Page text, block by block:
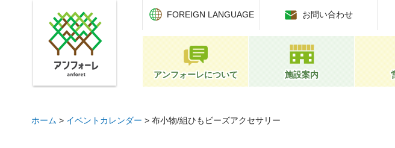
アンフォーレ
FOREIGN LANGUAGE
お問い合わせ
アンフォーレについて 施設案内
ホーム > イベントカレンダー > 布小物/組ひもビーズアクセサリー